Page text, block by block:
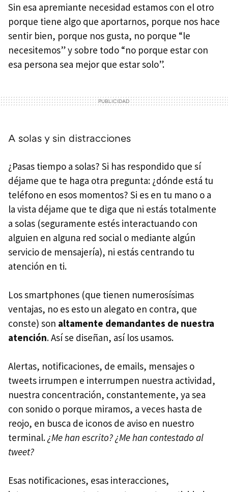
Sin esa apremiante necesidad estamos con el otro
porque tiene algo que aportarnos, porque nos hace
sentir bien, porque nos gusta, no porque “le
necesitemos” y sobre todo “no porque estar con
esa persona sea mejor que estar solo”.
A solas y sin distracciones
¿Pasas tiempo a solas? Si has respondido que sí
déjame que te haga otra pregunta: ¿dónde está tu
teléfono en esos momentos? Si es en tu mano o a
la vista déjame que te diga que ni estás totalmente
a solas (seguramente estés interactuando con
alguien en alguna red social o mediante algún
servicio de mensajería), ni estás centrando tu
atención en ti.
Los smartphones (que tienen numerosísimas
ventajas, no es esto un alegato en contra, que
conste) son altamente demandantes de nuestra
atención. Así se diseñan, así los usamos.
Alertas, notificaciones, de emails, mensajes o
tweets irrumpen e interrumpen nuestra actividad,
nuestra concentración, constantemente, ya sea
con sonido o porque miramos, a veces hasta de
reojo, en busca de iconos de aviso en nuestro
terminal.¿Me han escrito? ¿Me han contestado al
tweet?
Esas notificaciones, esas interacciones,